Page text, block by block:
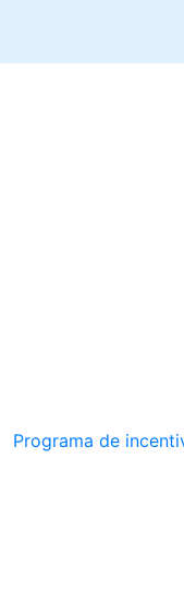
Programa de